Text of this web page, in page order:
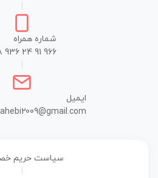
شماره همراه
936 24 91 966
ایمیل
سیاست حریم